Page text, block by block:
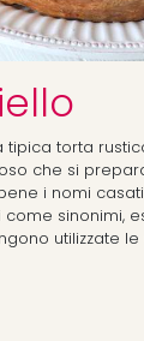
tipica torta
che si
i nomi
come sinonimi,
utilizzate le